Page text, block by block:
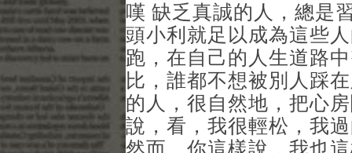
嘆 缺乏真誠的人，總是
頭小利就足以成為這些
跑，在自己的人生道路
比，誰都不想被別人踩
的人，很自然地，把心
說，看，我很輕松，我
然而，你這樣說，我也